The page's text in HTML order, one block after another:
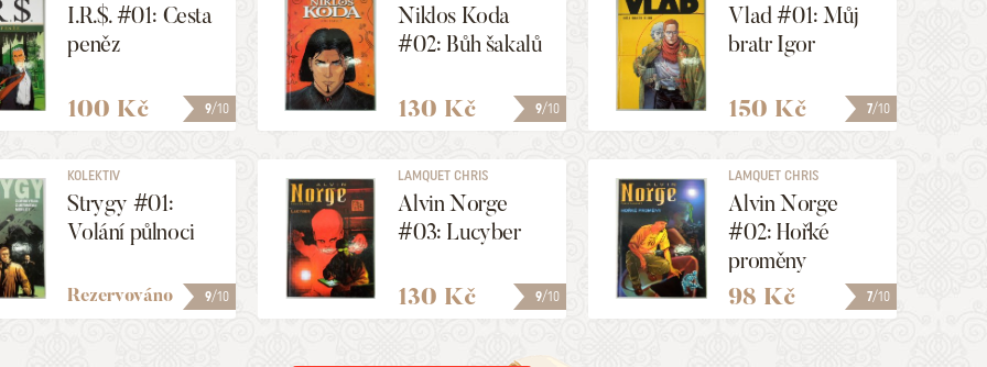
9/10
I.R.$. #01: Cesta
peněz
100 Kč 9/10
Niklos Koda
#02: Bůh šakalů
130 Kč 7/10
Vlad #01: Můj
bratr Igor
150 Kč
9/10
KOLEKTIV
Strygy #01:
Volání půlnoci
Rezervováno 9/10
LAMQUET CHRIS
Alvin Norge
#03: Lucyber
130 Kč 7/10
LAMQUET CHRIS
Alvin Norge
#02: Hořké
proměny
98 Kč